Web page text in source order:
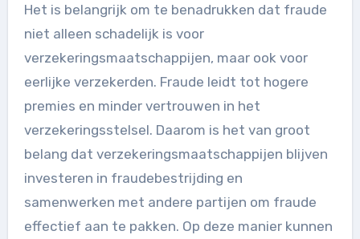
Het is belangrijk om te benadrukken dat fraude
niet alleen schadelijk is voor
verzekeringsmaatschappijen, maar ook voor
eerlijke verzekerden. Fraude leidt tot hogere
premies en minder vertrouwen in het
verzekeringsstelsel. Daarom is het van groot
belang dat verzekeringsmaatschappijen blijven
investeren in fraudebestrijding en
samenwerken met andere partijen om fraude
effectief aan te pakken. Op deze manier kunnen